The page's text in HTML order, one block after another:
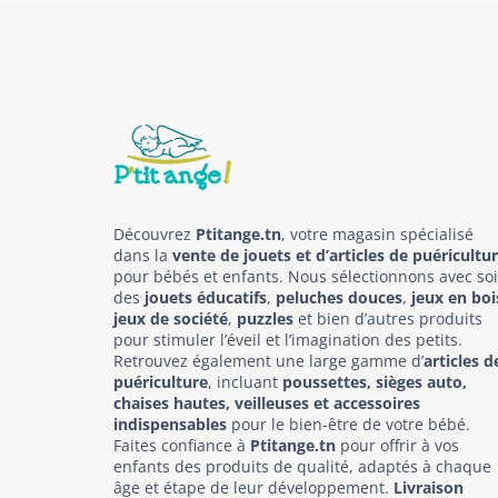
Découvrez Ptitange.tn, votre magasin spécialisé
dans la vente de jouets et d’articles de
pour bébés et enfants. Nous sélectionnons avec
des jouets éducatifs, peluches douces, jeux en
jeux de société, puzzles et bien d’autres produits
pour stimuler l’éveil et l’imagination des petits.
Retrouvez également une large gamme d’articles
puériculture, incluant poussettes, sièges auto,
chaises hautes, veilleuses et accessoires
indispensables pour le bien-être de votre bébé.
Faites confiance à Ptitange.tn pour offrir à vos
enfants des produits de qualité, adaptés à chaque
âge et étape de leur développement. Livraison